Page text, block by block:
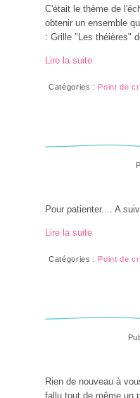
C'était le thème de
obtenir un ensemble
: Grille "Les théières"
Lire la suite
Catégories : Point de
Pour patienter.... A
Lire la suite
Catégories : Point de
Rien de nouveau à
fallu tout de même un